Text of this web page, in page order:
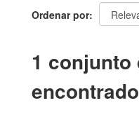
Ordenar por
1 conjunto
encontrado